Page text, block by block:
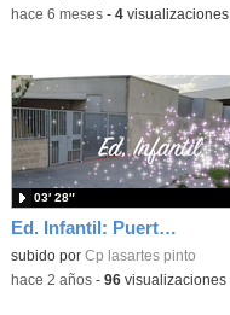
-hace 6 meses- 4visualizaciones
Ed. Infantil: Puertas abiertas
subido por Cp lasartes pinto
03′ 28″
-hace 2 años- 96visualizaciones